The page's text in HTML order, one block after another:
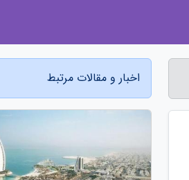
اخبار و مقالات مرتبط